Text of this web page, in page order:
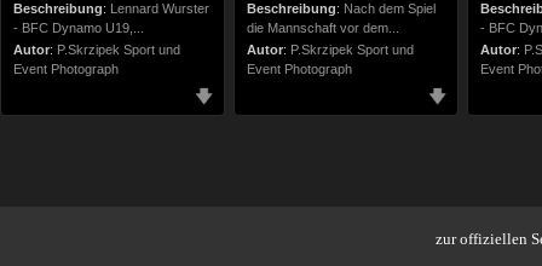
Beschreibung: Lennard Wurster
- BFC Dynamo U19,...
Autor: P.Skrzipek Sport und
Event Photograph
Beschreibung: Nach dem Spiel
die Mannschaft vor dem...
Autor: P.Skrzipek Sport und
Event Photograph
- BFC
Autor:
Event
zur offiziellen